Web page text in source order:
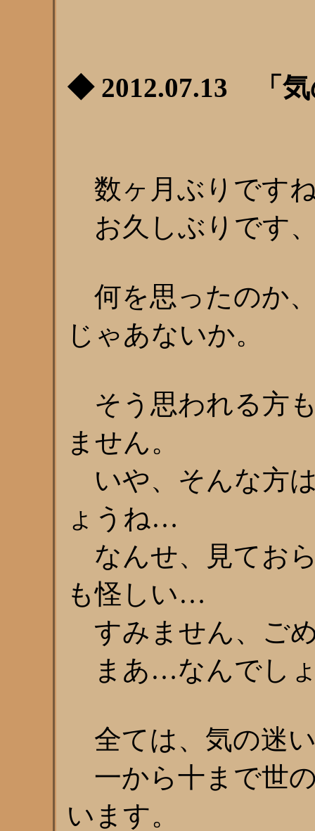
◆ 2012.07.13 「気
数ヶ月ぶりです
お久しぶりです
何を思ったのか
じゃあないか。
そう思われる方
ません。
いや、そんな方
ょうね…
なんせ、見てお
も怪しい…
すみません、ご
まあ…なんでしょ
全ては、気の迷
一から十まで世
います。